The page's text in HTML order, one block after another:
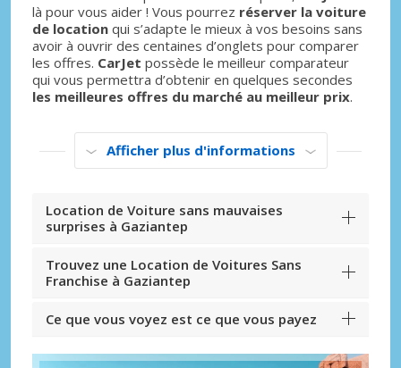
là pour vous aider ! Vous pourrez réserver la voiture
de location qui s’adapte le mieux à vos besoins sans
avoir à ouvrir des centaines d’onglets pour comparer
les offres. CarJet possède le meilleur comparateur
qui vous permettra d’obtenir en quelques secondes
les meilleures offres du marché au meilleur prix.
Afficher plus d'informations
Location de Voiture sans mauvaises
surprises à Gaziantep
Trouvez une Location de Voitures Sans
Franchise à Gaziantep
Ce que vous voyez est ce que vous payez